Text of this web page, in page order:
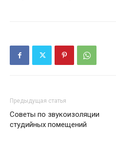
Предыдущая статья
Советы по звукоизоляции
студийных помещений